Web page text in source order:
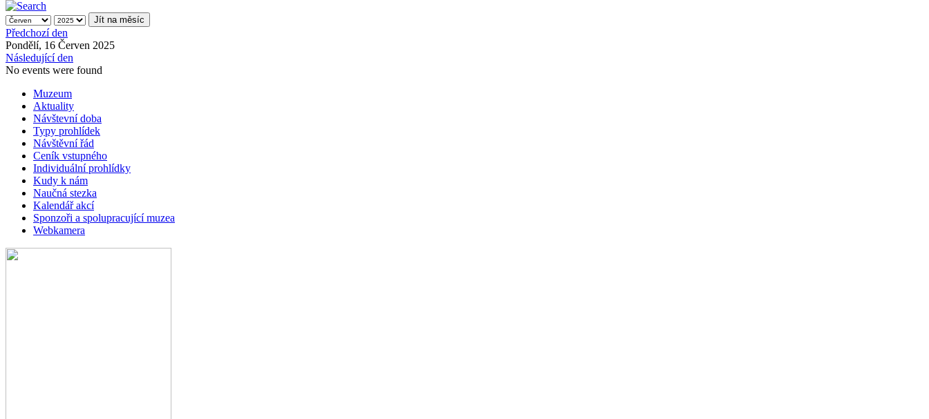
Jít na měsíc
Předchozí den
Pondělí, 16 Červen 2025
Následující den
No events were found
Muzeum
Aktuality
Návštevní doba
Typy prohlídek
Návštěvní řád
Ceník vstupného
Individuální prohlídky
Kudy k nám
Naučná stezka
Kalendář akcí
Sponzoři a spolupracující muzea
Webkamera